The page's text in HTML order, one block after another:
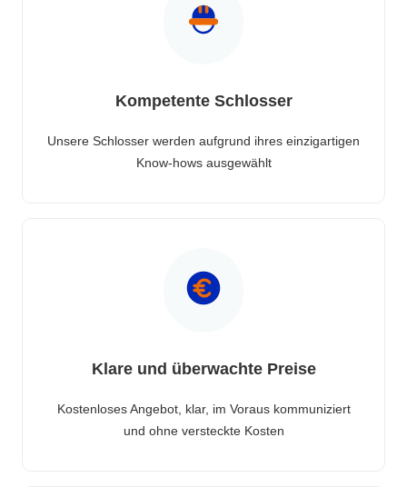
Kompetente Schlosser
Unsere Schlosser werden aufgrund ihres einzigartigen
Know-hows ausgewählt
Klare und überwachte Preise
Kostenloses Angebot, klar, im Voraus kommuniziert
und ohne versteckte Kosten